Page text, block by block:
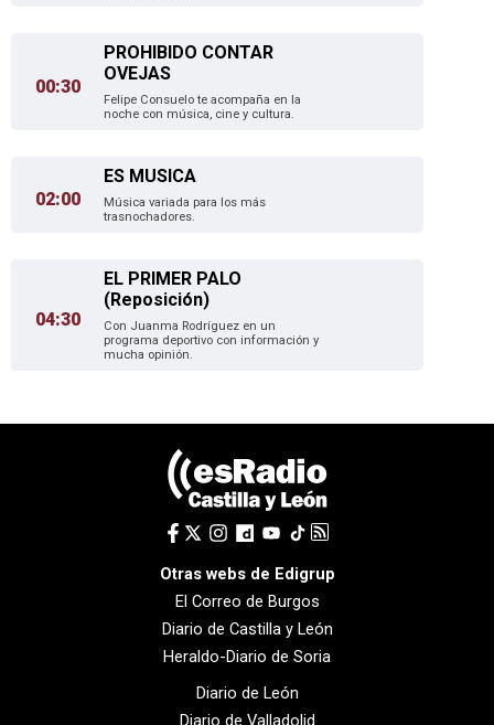
00:30
PROHIBIDO CONTAR
OVEJAS
Felipe Consuelo te acompaña en la
noche con música, cine y cultura.
02:00
ES MUSICA
Música variada para los más
trasnochadores.
04:30
EL PRIMER PALO
(Reposición)
Con Juanma Rodríguez en un
programa deportivo con información y
mucha opinión.
Otras webs de Edigrup
El Correo de Burgos
Diario de Castilla y León
Heraldo-Diario de Soria
Diario de León
Diario de Valladolid